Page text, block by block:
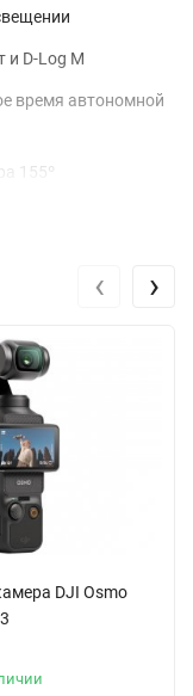
и D-Log M
время автономной
155º
вертикальное
диафрагма f/2,8
с высоким
DJI Osmo
‹ ›